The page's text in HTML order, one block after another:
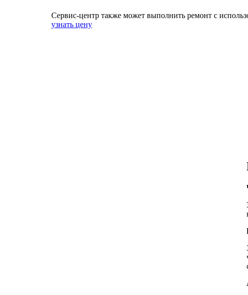
Сервис-центр также может выполнить ремонт с
узнать цену